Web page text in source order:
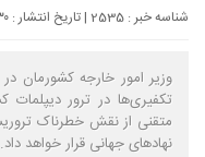
شناسه خبر : 2535 | تاریخ انتشار : ۳۰ دی ۱۳۹۲ - ۹:۰۰ |
وزیر امور خارجه کشورمان
تکفیری‌ها در ترور دیپلمات
متقنی از نقش خطرناک
نهادهای جهانی قرار خواهد داد.